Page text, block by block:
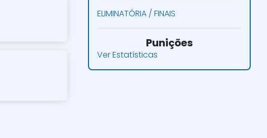
ELIMINATÓRIA / FINAIS
Punições
Ver Estatísticas